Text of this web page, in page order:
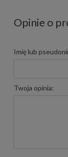
Opinie o
Imię lub
Twoja opinia: